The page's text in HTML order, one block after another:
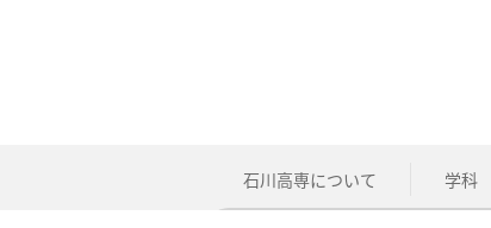
石川高専について 学科